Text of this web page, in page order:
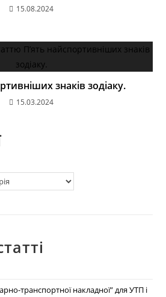
15.08.2024
знаків зодіаку.
15.03.2024
транспортної накладної” для УТП і